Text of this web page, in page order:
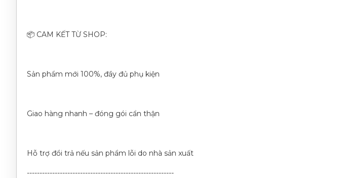
📦 CAM KẾT TỪ SHOP:
Sản phẩm mới 100%, đầy đủ phụ kiện
Giao hàng nhanh – đóng gói cẩn thận
Hỗ trợ đổi trả nếu sản phẩm lỗi do nhà sản xuất
----------------------------------------------------------